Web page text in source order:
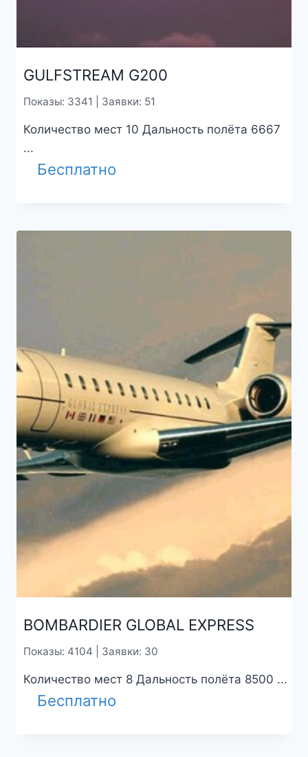
GULFSTREAM G200
Показы: 3341 | Заявки: 51
Количество мест 10 Дальность полёта 6667
...
Бесплатно
BOMBARDIER GLOBAL EXPRESS
Показы: 4104 | Заявки: 30
Количество мест 8 Дальность полёта 8500 ...
Бесплатно